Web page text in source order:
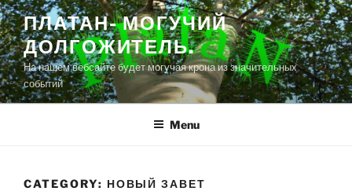
Skip
to
content
ПЛАТАН- МОГУЧИЙ
ДОЛГОЖИТЕЛЬ.
На нашем вебсайте будет могучая крона из значительных
событий
Menu
CATEGORY: НОВЫЙ ЗАВЕТ